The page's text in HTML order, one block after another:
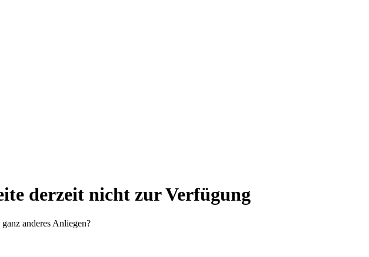
derzeit nicht zur Verfügung
anderes Anliegen?